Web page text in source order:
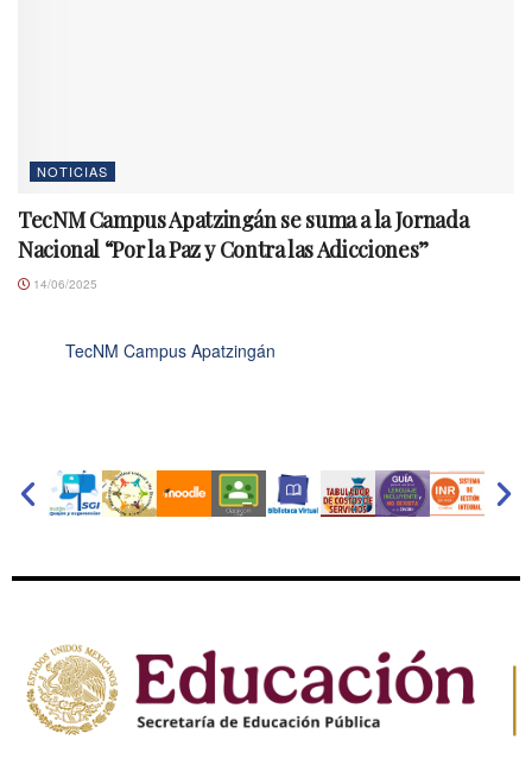
NOTICIAS
TecNM Campus Apatzingán se suma a la Jornada
Nacional “Por la Paz y Contra las Adicciones”
14/06/2025
TecNM Campus Apatzingán